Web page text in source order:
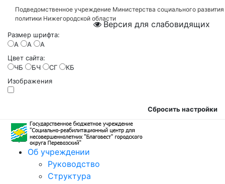
Подведомственное учреждение Министерства социального
политики Нижегородской области
Версия для слабовидящих
Размер шрифта:
A
A
A
Цвет сайта:
ЧБ
БЧ СГ
КБ
Изображения
Сбросить настройки
Об учреждении
Руководство
Структура